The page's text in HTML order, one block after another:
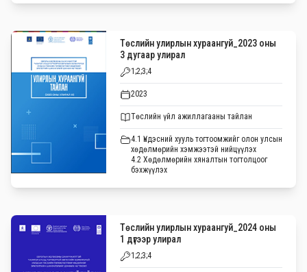
Төслийн улирлын хураангуй_2023 оны
3 дугаар улирал
1;2;3;4
2023
Төслийн үйл ажиллагааны тайлан
4.1 Үндэсний хууль тогтоомжийг олон улсын
хөдөлмөрийн хэмжээтэй нийцүүлэх
4.2 Хөдөлмөрийн хяналтын тогтолцоог
бэхжүүлэх
Төслийн улирлын хураангуй_2024 оны
1 дүгээр улирал
1;2;3;4